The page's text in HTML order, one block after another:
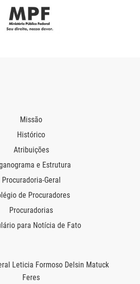
Missão
Histórico
Atribuições
e Estrutura
Procuradoria-Geral
de Procuradores
Procuradorias
para Notícia de Fato
Leticia Formoso Delsin Matuck
Feres